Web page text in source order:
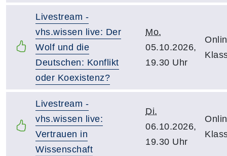
Livestream -
vhs.wissen live: Der
Wolf und die
Deutschen: Konflikt
oder Koexistenz?
Mo.
05.10.2026,
19.30 Uhr
Livestream -
vhs.wissen live:
Vertrauen in
Wissenschaft
Di.
06.10.2026,
19.30 Uhr